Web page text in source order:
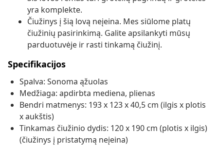
yra komplekte.
Čiužinys į šią lovą neįeina. Mes siūlome platų
čiužinių pasirinkimą. Galite apsilankyti mūsų
parduotuvėje ir rasti tinkamą čiužinį.
Specifikacijos
Spalva: Sonoma ąžuolas
Medžiaga: apdirbta mediena, plienas
Bendri matmenys: 193 x 123 x 40,5 cm (ilgis x plotis
x aukštis)
Tinkamas čiužinio dydis: 120 x 190 cm (plotis x ilgis)
(čiužinys į pristatymą neįeina)